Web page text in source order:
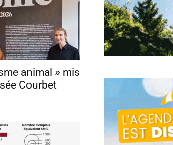
l'info
animal » mis
Courbet